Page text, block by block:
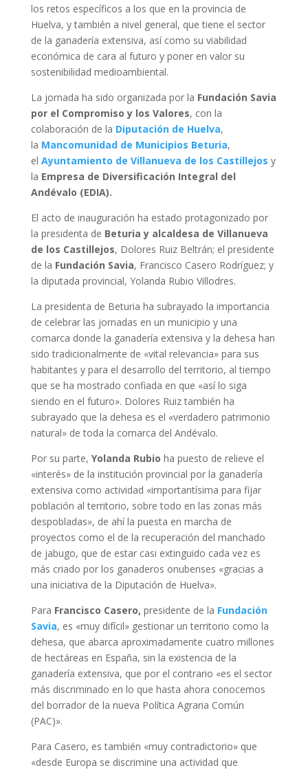
los retos específicos a los que en la provincia de
Huelva, y también a nivel general, que tiene el sector
de la ganadería extensiva, así como su viabilidad
económica de cara al futuro y poner en valor su
sostenibilidad medioambiental.
La jornada ha sido organizada por la Fundación Savia
por el Compromiso y los Valores, con la
colaboración de la Diputación de Huelva,
la Mancomunidad de Municipios Beturia,
el Ayuntamiento de Villanueva de los Castillejos y
la Empresa de Diversificación Integral del
Andévalo (EDIA).
El acto de inauguración ha estado protagonizado por
la presidenta de Beturia y alcaldesa de Villanueva
de los Castillejos, Dolores Ruiz Beltrán; el presidente
de la Fundación Savia, Francisco Casero Rodríguez; y
la diputada provincial, Yolanda Rubio Villodres.
La presidenta de Beturia ha subrayado la importancia
de celebrar las jornadas en un municipio y una
comarca donde la ganadería extensiva y la dehesa han
sido tradicionalmente de «vital relevancia» para sus
habitantes y para el desarrollo del territorio, al tiempo
que se ha mostrado confiada en que «así lo siga
siendo en el futuro». Dolores Ruiz también ha
subrayado que la dehesa es el «verdadero patrimonio
natural» de toda la comarca del Andévalo.
Por su parte, Yolanda Rubio ha puesto de relieve el
«interés» de la institución provincial por la ganadería
extensiva como actividad «importantísima para fijar
población al territorio, sobre todo en las zonas más
despobladas», de ahí la puesta en marcha de
proyectos como el de la recuperación del manchado
de jabugo, que de estar casi extinguido cada vez es
más criado por los ganaderos onubenses «gracias a
una iniciativa de la Diputación de Huelva».
Para Francisco Casero, presidente de la Fundación
Savia, es «muy difícil» gestionar un territorio como la
dehesa, que abarca aproximadamente cuatro millones
de hectáreas en España, sin la existencia de la
ganadería extensiva, que por el contrario «es el sector
más discriminado en lo que hasta ahora conocemos
del borrador de la nueva Política Agraria Común
(PAC)».
Para Casero, es también «muy contradictorio» que
«desde Europa se discrimine una actividad que